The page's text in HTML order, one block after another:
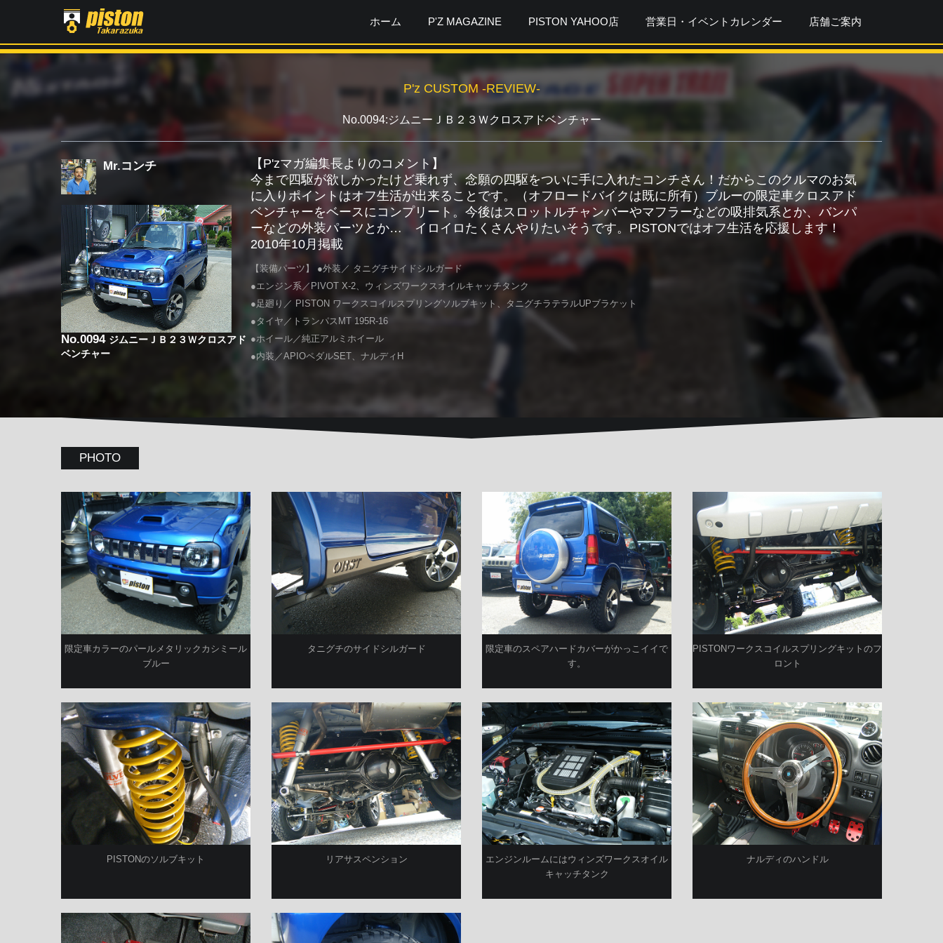
ホーム P'Z MAGAZINE PISTON YAHOO店 営業日・イベントカレンダー 店舗ご案内
P'z CUSTOM -REVIEW-
No.0094:ジムニーＪＢ２３Ｗクロスアドベンチャー
Mr.コンチ
No.0094 ジムニーＪＢ２３Ｗクロスアド
ベンチャー
【P'zマガ編集長よりのコメント】
今まで四駆が欲しかったけど乗れず、念願の四駆をついに手に入れたコンチさん！だからこのクルマのお気
に入りポイントはオフ生活が出来ることです。（オフロードバイクは既に所有）ブルーの限定車クロスアド
ベンチャーをベースにコンプリート。今後はスロットルチャンバーやマフラーなどの吸排気系とか、バンパ
ーなどの外装パーツとか… イロイロたくさんやりたいそうです。PISTONではオフ生活を応援します！
2010年10月掲載
【装備パーツ】 ●外装／ タニグチサイドシルガード
●エンジン系／PIVOT X-2、ウィンズワークスオイルキャッチタンク
●足廻り／ PISTON ワークスコイルスプリングソルブキット、タニグチラテラルUPブラケット
●タイヤ／トランパスMT 195R-16
●ホイール／純正アルミホイール
●内装／APIOペダルSET、ナルディH
PHOTO
限定車カラーのパールメタリックカシミール
ブルー
タニグチのサイドシルガード
限定車のスペアハードカバーがかっこイイで
す。
PISTONワークスコイルスプリングキットのフ
ロント
PISTONのソルブキット リアサスペンション
エンジンルームにはウィンズワークスオイル
キャッチタンク
ナルディのハンドル